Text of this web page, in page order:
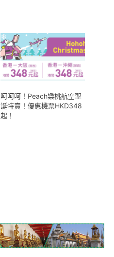
呵呵呵！Peach樂桃航空聖
誕特賣！優惠機票HKD348
起！